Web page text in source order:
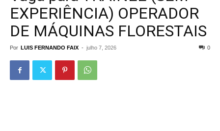
EXPERIÊNCIA) OPERADOR
DE MÁQUINAS FLORESTAIS
Por LUIS FERNANDO FAIX - julho 7, 2026 0